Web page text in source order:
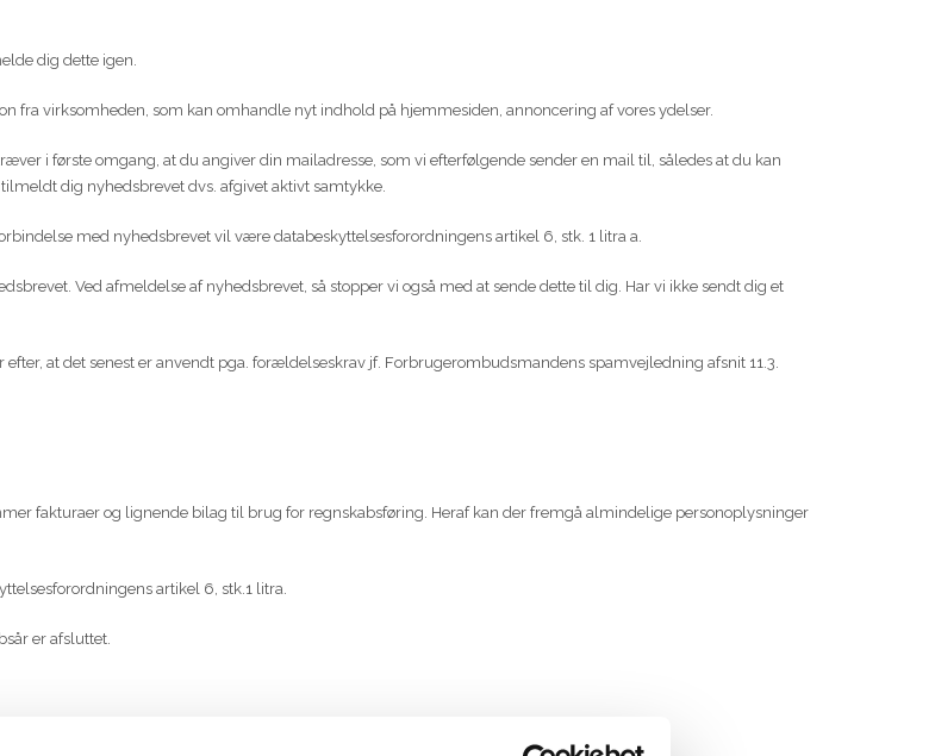
dig dette igen.
fra virksomheden, som kan omhandle nyt indhold på hjemmesiden, annoncering af vores ydelser.
i første omgang, at du angiver din mailadresse, som vi efterfølgende sender en mail til, således at du kan
dig nyhedsbrevet dvs. afgivet aktivt samtykke.
med nyhedsbrevet vil være databeskyttelsesforordningens artikel 6, stk. 1 litra a.
Ved afmeldelse af nyhedsbrevet, så stopper vi også med at sende dette til dig. Har vi ikke sendt dig et
at det senest er anvendt pga. forældelseskrav jf. Forbrugerombudsmandens spamvejledning afsnit 11.3.
fakturaer og lignende bilag til brug for regnskabsføring. Heraf kan der fremgå almindelige personoplysninger
artikel 6, stk.1 litra.
er afsluttet.
samt benytter os af leverandører, hvoraf nogle kan være databehandlere.